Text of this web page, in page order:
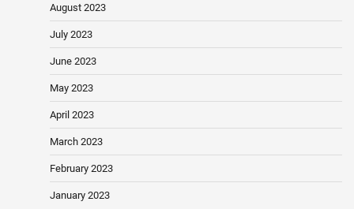
August 2023
July 2023
June 2023
May 2023
April 2023
March 2023
February 2023
January 2023